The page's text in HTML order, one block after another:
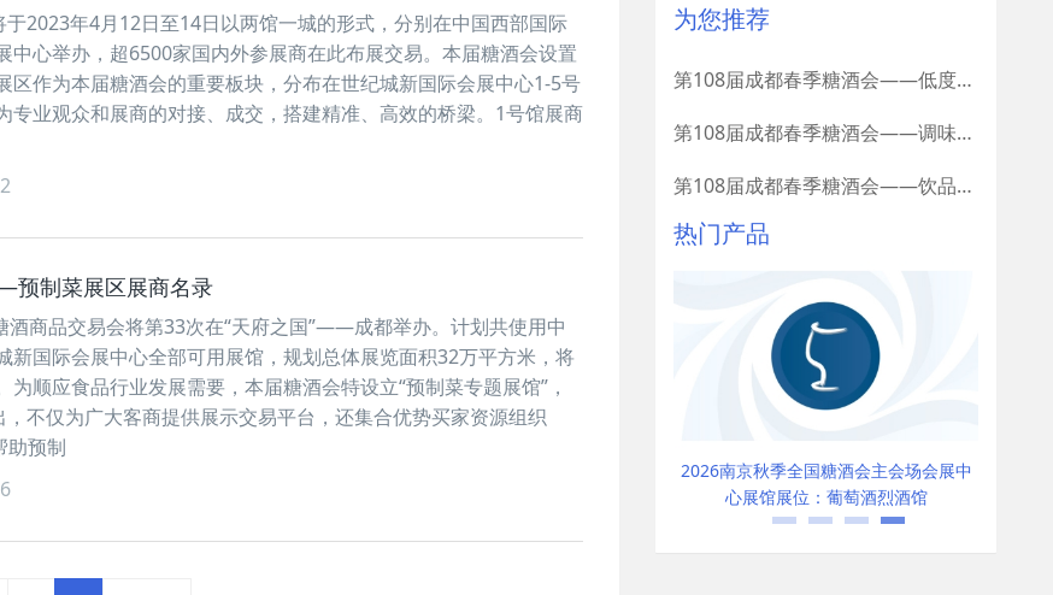
2023年4月12日至14日以两馆一城的形式，分别在中国西部国际
中心举办，超6500家国内外参展商在此布展交易。本届糖酒会设置
区作为本届糖酒会的重要板块，分布在世纪城新国际会展中心1-5号
专业观众和展商的对接、成交，搭建精准、高效的桥梁。1号馆展商
预制菜展区展商名录
酒商品交易会将第33次在“天府之国”——成都举办。计划共使用中
新国际会展中心全部可用展馆，规划总体展览面积32万平方米，将
顺应食品行业发展需要，本届糖酒会特设立“预制菜专题展馆”，
不仅为广大客商提供展示交易平台，还集合优势买家资源组织
助预制
为您推荐
第108届成都春季糖酒会——低度潮酒及啤酒展区展商名录
第108届成都春季糖酒会——调味品及配料展区展商名录
第108届成都春季糖酒会——饮品及乳制品展区展商名录
热门产品
品馆
2026南京秋季全国糖酒会主会场会展中 2026南京秋季全国糖酒会主会场会展中
心展馆展位：食品饮料馆